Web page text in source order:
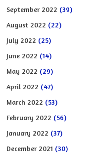
September 2022 (39)
August 2022 (22)
July 2022 (25)
June 2022 (14)
May 2022 (29)
April 2022 (47)
March 2022 (53)
February 2022 (56)
January 2022 (37)
December 2021 (30)